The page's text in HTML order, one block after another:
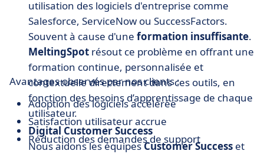
utilisation des logiciels d'entreprise comme
Salesforce, ServiceNow ou SuccessFactors.
Souvent à cause d'une formation insuffisante.
MeltingSpot résout ce problème en offrant une
formation continue, personnalisée et
contextuelle directement dans ces outils, en
fonction des besoins d’apprentissage de chaque
utilisateur.
Digital Customer Success
Nous aidons les équipesCustomer Success et
Avantages observés par nos clients :
Adoption des logiciels accélérée
Satisfaction utilisateur accrue
Réduction des demandes de support